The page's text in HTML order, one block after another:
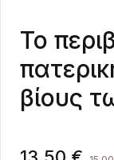
Το
βίους